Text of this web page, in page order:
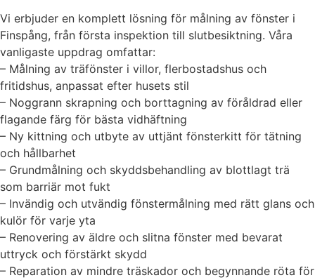
Vi erbjuder en komplett lösning för målning av fönster i
Finspång, från första inspektion till slutbesiktning. Våra
vanligaste uppdrag omfattar:
– Målning av träfönster i villor, flerbostadshus och
fritidshus, anpassat efter husets stil
– Noggrann skrapning och borttagning av föråldrad eller
flagande färg för bästa vidhäftning
– Ny kittning och utbyte av uttjänt fönsterkitt för tätning
och hållbarhet
– Grundmålning och skyddsbehandling av blottlagt trä
som barriär mot fukt
– Invändig och utvändig fönstermålning med rätt glans och
kulör för varje yta
– Renovering av äldre och slitna fönster med bevarat
uttryck och förstärkt skydd
– Reparation av mindre träskador och begynnande röta för